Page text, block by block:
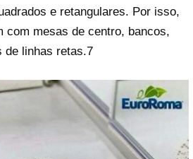
e retangulares. Por isso,
com mesas de centro, bancos,
de linhas retas.7